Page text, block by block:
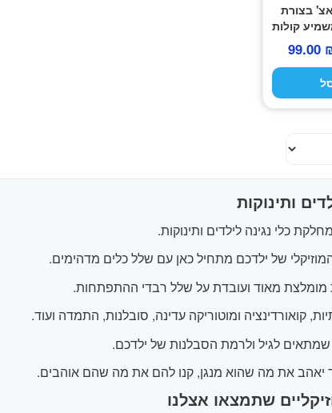
בצורת
קולות
99.00המחיר
הנוכחי
הוא:
ותינוקות
כלי נגינה לילדים ותינוקות.
של ילדכם מתחיל כאן עם שלל כלים מדהימים.
מומלצת מאוד ועובדת על שלל רבדי ההתפתחות.
קואורדינציה ומוטוריקה עדינה, סובלנות, התמדה ועוד.
לגיל ולרמת הסבלנות של ילדכם.
יאהב את מה שהוא מנגן, קנו להם את מה שהם אוהבים.
שתמצאו אצלנו